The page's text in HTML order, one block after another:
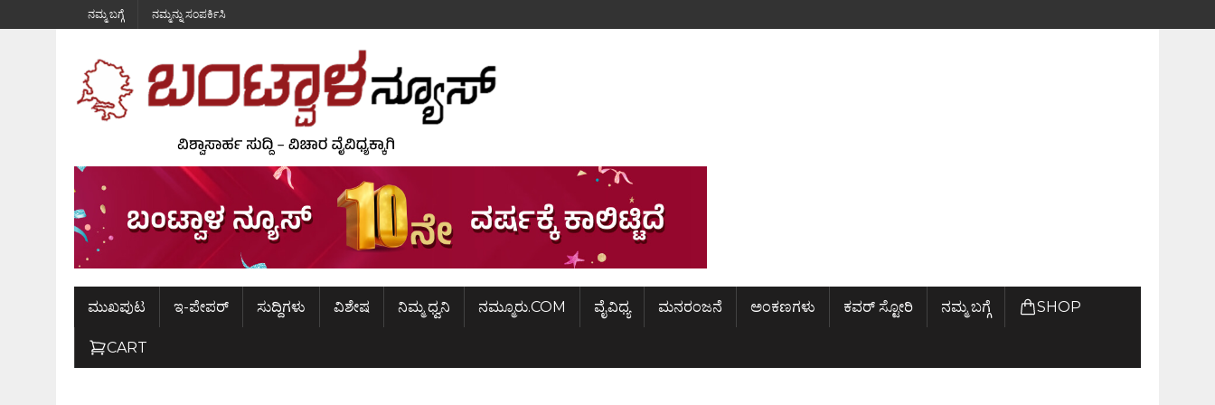
ನಮ್ಮ ಬಗ್ಗೆ ನಮ್ಮನ್ನು ಸಂಪರ್ಕಿಸಿ
ಮುಖಪುಟ ಇ-ಪೇಪರ್ ಸುದ್ದಿಗಳು ವಿಶೇಷ ನಿಮ್ಮ ಧ್ವನಿ ನಮ್ಮೂರು.COM ವೈವಿಧ್ಯ ಮನರಂಜನೆ ಅಂಕಣಗಳು ಕವರ್ ಸ್ಟೋರಿ ನಮ್ಮ ಬಗ್ಗೆ SHOP
CART